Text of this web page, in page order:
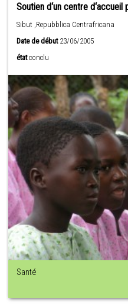
Soutien d‘un centre d‘accueil
Sibut ,Repubblica Centrafricana
Date de début23/06/2005
état conclu
Santé